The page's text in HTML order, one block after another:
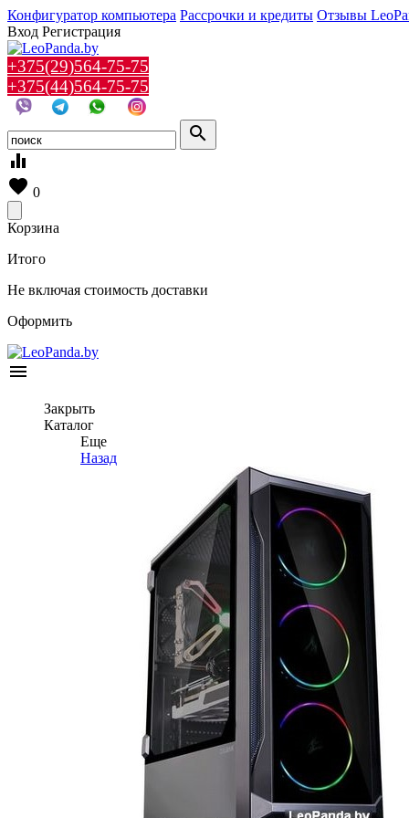
Конфигуратор компьютера Рассрочки и кредиты Отзывы
Вход Регистрация
+375(29)564-75-75
+375(44)564-75-75
search
equalizer
favorite 0
Корзина
Итого
Не включая стоимость доставки
Оформить
menu
Закрыть
Каталог
Еще
Назад